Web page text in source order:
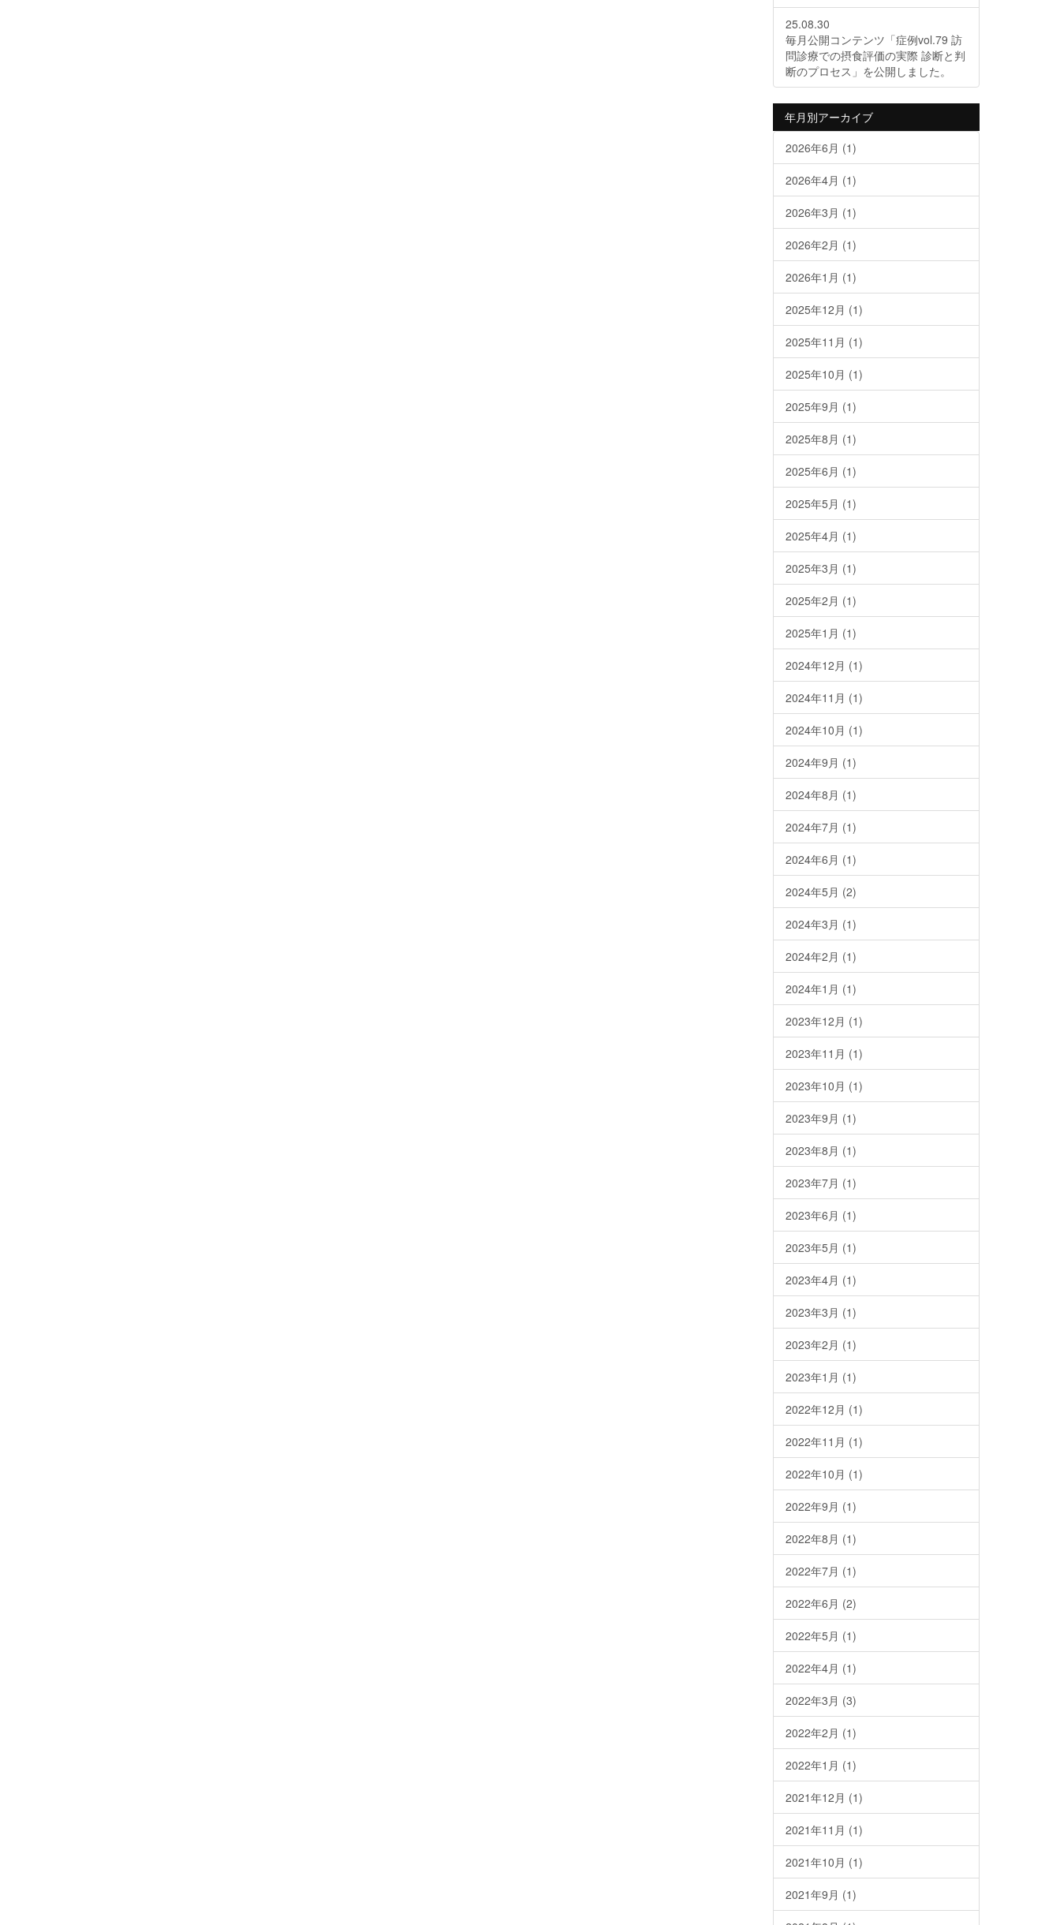
25.08.30
毎月公開コンテンツ「症例vol.79 訪
問診療での摂食評価の実際 診断と判
断のプロセス」を公開しました。
年月別アーカイブ
2026年6月 (1)
2026年4月 (1)
2026年3月 (1)
2026年2月 (1)
2026年1月 (1)
2025年12月 (1)
2025年11月 (1)
2025年10月 (1)
2025年9月 (1)
2025年8月 (1)
2025年6月 (1)
2025年5月 (1)
2025年4月 (1)
2025年3月 (1)
2025年2月 (1)
2025年1月 (1)
2024年12月 (1)
2024年11月 (1)
2024年10月 (1)
2024年9月 (1)
2024年8月 (1)
2024年7月 (1)
2024年6月 (1)
2024年5月 (2)
2024年3月 (1)
2024年2月 (1)
2024年1月 (1)
2023年12月 (1)
2023年11月 (1)
2023年10月 (1)
2023年9月 (1)
2023年8月 (1)
2023年7月 (1)
2023年6月 (1)
2023年5月 (1)
2023年4月 (1)
2023年3月 (1)
2023年2月 (1)
2023年1月 (1)
2022年12月 (1)
2022年11月 (1)
2022年10月 (1)
2022年9月 (1)
2022年8月 (1)
2022年7月 (1)
2022年6月 (2)
2022年5月 (1)
2022年4月 (1)
2022年3月 (3)
2022年2月 (1)
2022年1月 (1)
2021年12月 (1)
2021年11月 (1)
2021年10月 (1)
2021年9月 (1)